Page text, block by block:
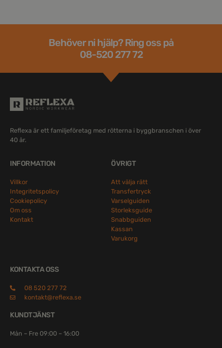
Behöver ni hjälp? Ring oss på
08-520 277 72
Reflexa är ett familjeföretag med rötterna i byggbranschen i över
40 år.
INFORMATION
Villkor
Integritetspolicy
Cookiepolicy
Om oss
Kontakt
ÖVRIGT
Att välja rätt
Transfertryck
Varselguiden
Storleksguide
Snabbguiden
Kassan
Varukorg
KONTAKTA OSS
08 520 277 72
kontakt@reflexa.se
KUNDTJÄNST
Mån – Fre 09:00 – 16:00